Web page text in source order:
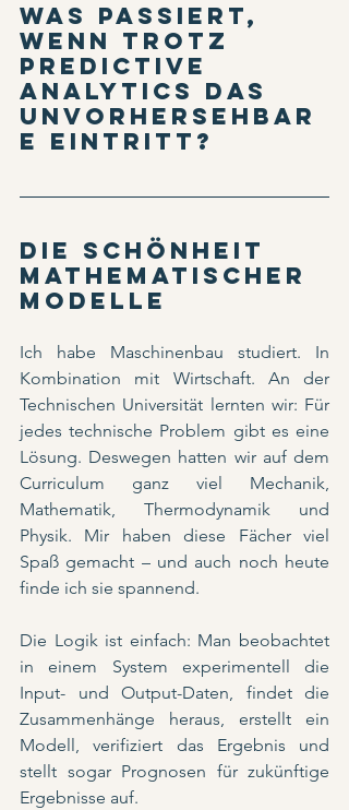
Was passiert,
wenn trotz
Predictive
Analytics das
Unvorhersehbar
e eintritt?
Die Schönheit
mathematischer
Modelle
Ich habe Maschinenbau studiert. In
Kombination mit Wirtschaft. An der
Technischen Universität lernten wir: Für
jedes technische Problem gibt es eine
Lösung. Deswegen hatten wir auf dem
Curriculum ganz viel Mechanik,
Mathematik, Thermodynamik und
Physik. Mir haben diese Fächer viel
Spaß gemacht – und auch noch heute
finde ich sie spannend.
Die Logik ist einfach: Man beobachtet
in einem System experimentell die
Input- und Output-Daten, findet die
Zusammenhänge heraus, erstellt ein
Modell, verifiziert das Ergebnis und
stellt sogar Prognosen für zukünftige
Ergebnisse auf.